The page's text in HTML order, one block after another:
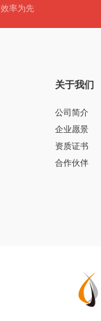
效率为先
关于我们
公司简介
企业愿景
资质证书
合作伙伴